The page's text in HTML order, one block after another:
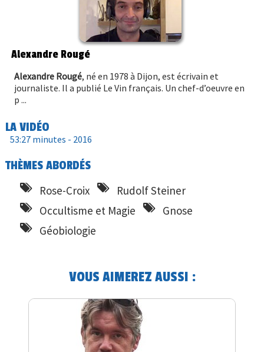
Alexandre Rougé
Alexandre Rougé, né en 1978 à Dijon, est écrivain et
journaliste. Il a publié Le Vin français. Un chef-d’oeuvre en
p ...
LA VIDÉO
53:27 minutes - 2016
THÈMES ABORDÉS
Rose-Croix
Rudolf Steiner
Occultisme et Magie
Gnose
Géobiologie
VOUS AIMEREZ AUSSI :